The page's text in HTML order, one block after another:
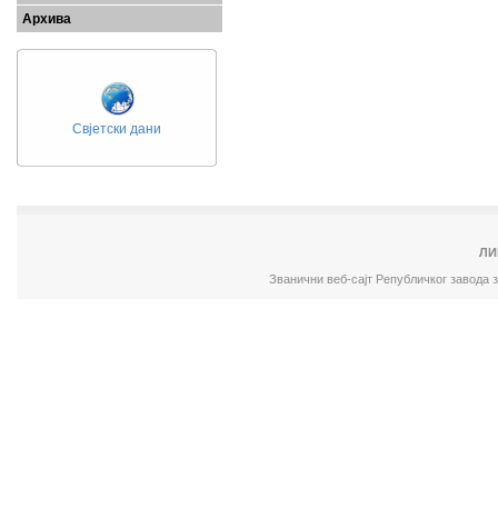
Архива
Свјетски дани
Званични веб-сајт Републичког